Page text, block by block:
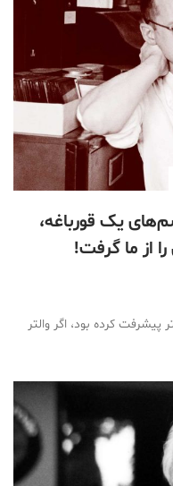
یک قورباغه،
از ما گرفت!
کرده بود، اگر والتر